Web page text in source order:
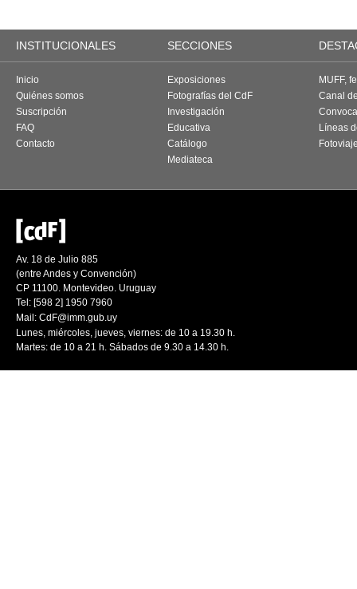
INSTITUCIONALES SECCIONES
Inicio
Quiénes somos
Suscripción
FAQ
Contacto
Exposiciones
Fotografías del CdF
Investigación
Educativa
Catálogo
Mediateca
MUFF,
Canal
Líneas
Av. 18 de Julio 885
(entre Andes y Convención)
CP 11100. Montevideo. Uruguay
Tel: [598 2] 1950 7960
Mail: CdF@imm.gub.uy
Lunes, miércoles, jueves, viernes: de 10 a 19.30 h.
Martes: de 10 a 21 h. Sábados de 9.30 a 14.30 h.